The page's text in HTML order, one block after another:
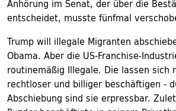
Anhörung im Senat, der über die
entscheidet, musste fünfmal
Trump will illegale Migranten
Obama. Aber die US-Franchise-
routinemäßig Illegale. Die lassen sich
rechtloser und billiger beschäftigen -
Abschiebung sind sie erpressbar.